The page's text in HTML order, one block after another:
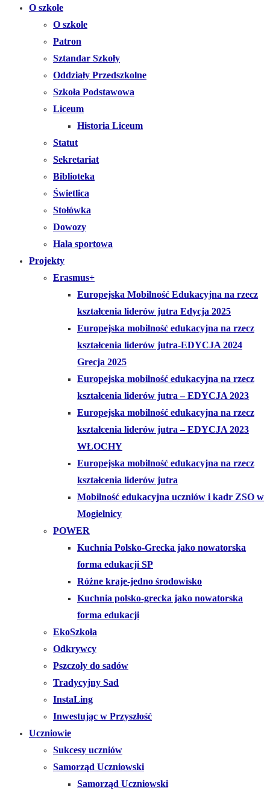
O szkole
O szkole
Patron
Sztandar Szkoły
Oddziały Przedszkolne
Szkoła Podstawowa
Liceum
Historia Liceum
Statut
Sekretariat
Biblioteka
Świetlica
Stołówka
Dowozy
Hala sportowa
Projekty
Erasmus+
Europejska Mobilność Edukacyjna na rzecz
kształcenia liderów jutra Edycja 2025
Europejska mobilność edukacyjna na rzecz
kształcenia liderów jutra-EDYCJA 2024
Grecja 2025
Europejska mobilność edukacyjna na rzecz
kształcenia liderów jutra – EDYCJA 2023
Europejska mobilność edukacyjna na rzecz
kształcenia liderów jutra – EDYCJA 2023
WŁOCHY
Europejska mobilność edukacyjna na rzecz
kształcenia liderów jutra
Mobilność edukacyjna uczniów i kadr ZSO w
Mogielnicy
POWER
Kuchnia Polsko-Grecka jako nowatorska
forma edukacji SP
Różne kraje-jedno środowisko
Kuchnia polsko-grecka jako nowatorska
forma edukacji
EkoSzkoła
Odkrywcy
Pszczoły do sadów
Tradycyjny Sad
InstaLing
Inwestując w Przyszłość
Uczniowie
Sukcesy uczniów
Samorząd Uczniowski
Samorząd Uczniowski